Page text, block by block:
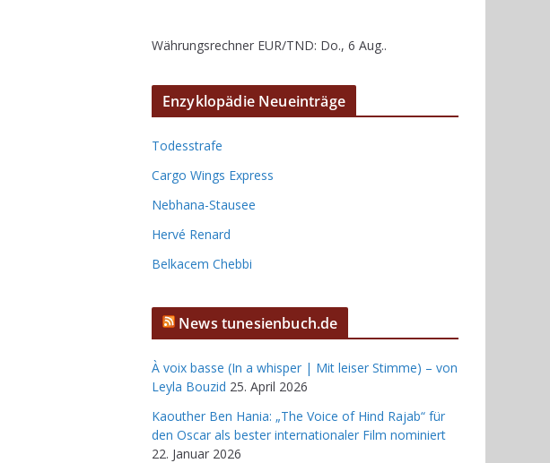
Währungsrechner EUR/TND: Do., 6 Aug..
Enzyklopädie Neueinträge
Todesstrafe
Cargo Wings Express
Nebhana-Stausee
Hervé Renard
Belkacem Chebbi
News tunesienbuch.de
À voix basse (In a whisper | Mit leiser Stimme) – von
Leyla Bouzid 25. April 2026
Kaouther Ben Hania: „The Voice of Hind Rajab“ für
den Oscar als bester internationaler Film nominiert
22. Januar 2026